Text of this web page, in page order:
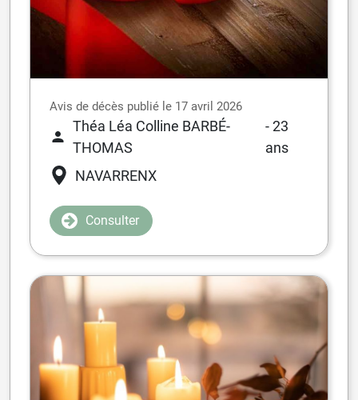
Avis de décès publié le 17 avril 2026
Théa Léa Colline BARBÉ-
THOMAS
- 23
ans
NAVARRENX
Consulter